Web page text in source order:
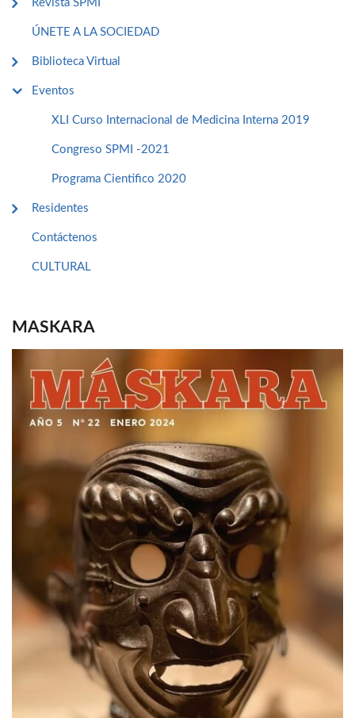
Revista SPMI
ÚNETE A LA SOCIEDAD
Biblioteca Virtual
Eventos
XLI Curso Internacional de Medicina Interna 2019
Congreso SPMI -2021
Programa Cientifico 2020
Residentes
Contáctenos
CULTURAL
MASKARA